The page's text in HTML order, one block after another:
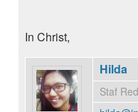
In Christ,
Hilda
Staf